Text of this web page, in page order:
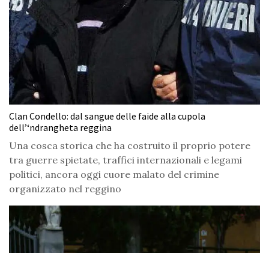
Clan Condello: dal sangue delle faide alla cupola
dell’‘ndrangheta reggina
Una cosca storica che ha costruito il proprio potere
tra guerre spietate, traffici internazionali e legami
politici, ancora oggi cuore malato del crimine
organizzato nel reggino